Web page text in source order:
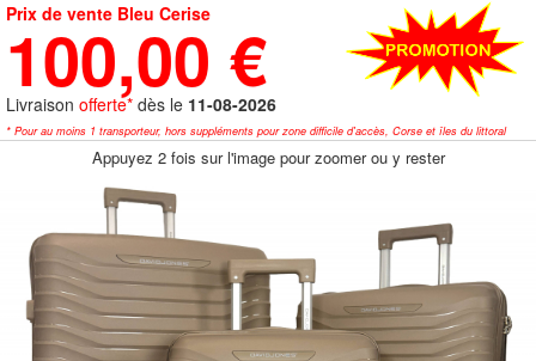
Prix de vente Bleu Cerise
100,00 €
Livraison offerte* dès le 11-08-2026
* Pour au moins 1 transporteur, hors suppléments pour zone difficile d'accès, Corse et îles du littoral
Appuyez 2 fois sur l'image pour zoomer ou y rester